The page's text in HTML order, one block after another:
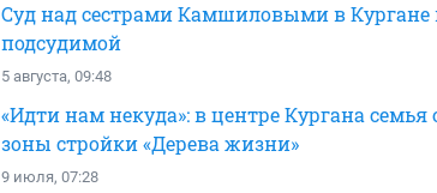
Суд над сестрами Камшиловыми в Кургане
подсудимой
5 августа, 09:48
«Идти нам некуда»: в центре Кургана
зоны стройки «Дерева жизни»
9 июля, 07:28